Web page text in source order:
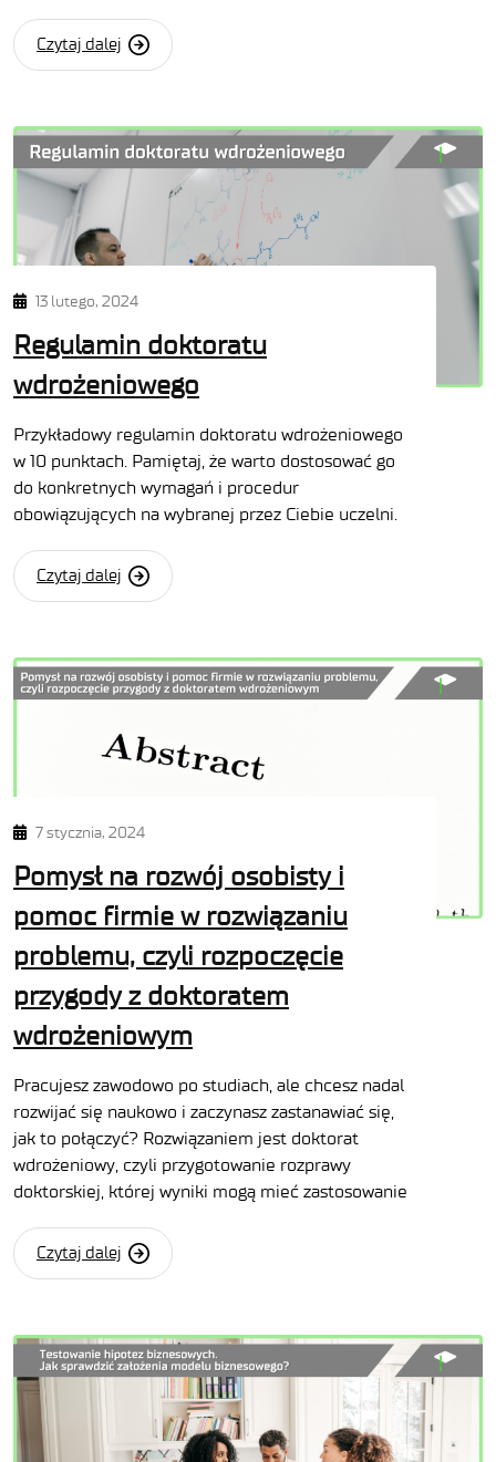
Czytaj dalej
13 lutego, 2024
Regulamin doktoratu
wdrożeniowego
Przykładowy regulamin doktoratu wdrożeniowego
w 10 punktach. Pamiętaj, że warto dostosować go
do konkretnych wymagań i procedur
obowiązujących na wybranej przez Ciebie uczelni.
Czytaj dalej
7 stycznia, 2024
Pomysł na rozwój osobisty i
pomoc firmie w rozwiązaniu
problemu, czyli rozpoczęcie
przygody z doktoratem
wdrożeniowym
Pracujesz zawodowo po studiach, ale chcesz nadal
rozwijać się naukowo i zaczynasz zastanawiać się,
jak to połączyć? Rozwiązaniem jest doktorat
wdrożeniowy, czyli przygotowanie rozprawy
doktorskiej, której wyniki mogą mieć zastosowanie
Czytaj dalej